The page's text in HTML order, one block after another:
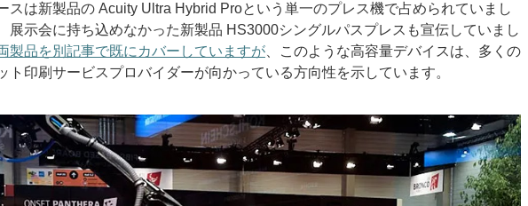
スは新製品の Acuity Ultra Hybrid Proという単一のプレス機で占められていまし
展示会に持ち込めなかった新製品 HS3000シングルパスプレスも宣伝していまし
製品を別記事で既にカバーしていますが 、このような高容量デバイスは、多くの
ト印刷サービスプロバイダーが向かっている方向性を示しています。